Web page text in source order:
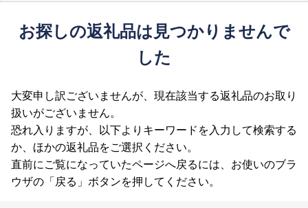
お探しの返礼品は見つかりませんで
した
大変申し訳ございませんが、現在該当する返礼品のお取り
扱いがございません。
恐れ入りますが、以下よりキーワードを入力して検索する
か、ほかの返礼品をご選択ください。
直前にご覧になっていたページへ戻るには、お使いのブラ
ウザの「戻る」ボタンを押してください。